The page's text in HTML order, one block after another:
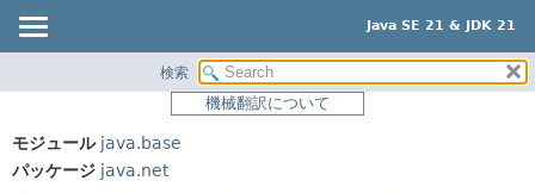
Java SE 21 & JDK 21
パッケージ
サマリー:
ネスト済
検索
機械翻訳について
モジュール java.base
パッケージ java.net